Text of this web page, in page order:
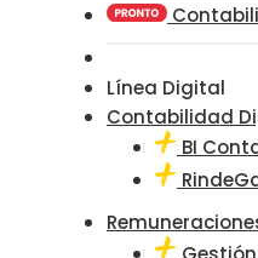
Línea Digital
Contabilidad
BI